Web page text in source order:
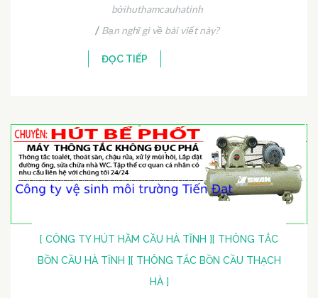
bởihuthamcauhatinh
/ Bạn nghĩ gì về bài viết này?
ĐỌC TIẾP
[ CÔNG TY HÚT HẦM CẦU HÀ TĨNH ] [ THÔNG TẮC
BỒN CẦU HÀ TĨNH ] [ THÔNG TẮC BỒN CẦU THẠCH
HÀ ]